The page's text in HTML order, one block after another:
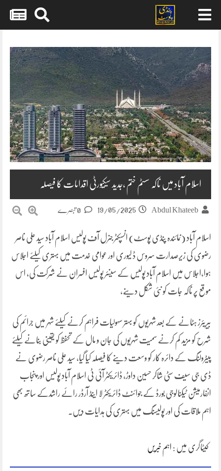
content
اسلام آباد میں ناکہ سسٹم ختم ،جدید سیکیورٹی اقدامات کا فیصلہ
Abdul Khateeb
19/05/2025
اسلام آباد (نمائندہ پنڈی پوسٹ) انسپکٹر جنرل آف پولیس اسلام آباد سید علی ناصر
رضوی کی زیرصدارت سروس ڈ لیوری اور عوامی خدمت میں بہتری کیلئے اجلاس
ہوا،اجلاس میں اسلام آباد پولیس کے سینئر پولیس افسران نے شرکت کی، اس
موقع پر ناکہ جات کو نئی شکل دینے،
بیریئرز ہٹانے کے بعد شہریوں کو بہتر سہولیات فراہم کرنے کیلئے شہر میں جرائم کی
شرح کو مزید کم کرنے سمیت شہریوں کی جان و مال کے تحفظ کو یقینی بنانے کیلئے
پیٹرولنگ کے دائرہ کار کو وسعت دینے کا فیصلہ کیا گیا، سید علی ناصر رضوی نے
ڈی جی سیف سٹی شاکر حسین داوڑ، ڈائریکٹر آئی ٹی اسلام آباد پولیس اور پنجاب
انفارمیشن ٹیکنالوجی بورڈ کے جوائنٹ ڈائریکٹر لا اینڈ آرڈر رائے راشدکے ساتھ بھی
اہم ملاقات کی اور پولیسنگ میں بہتری کی ہدایات دیں۔
کیٹاگری میں : اہم خبریں